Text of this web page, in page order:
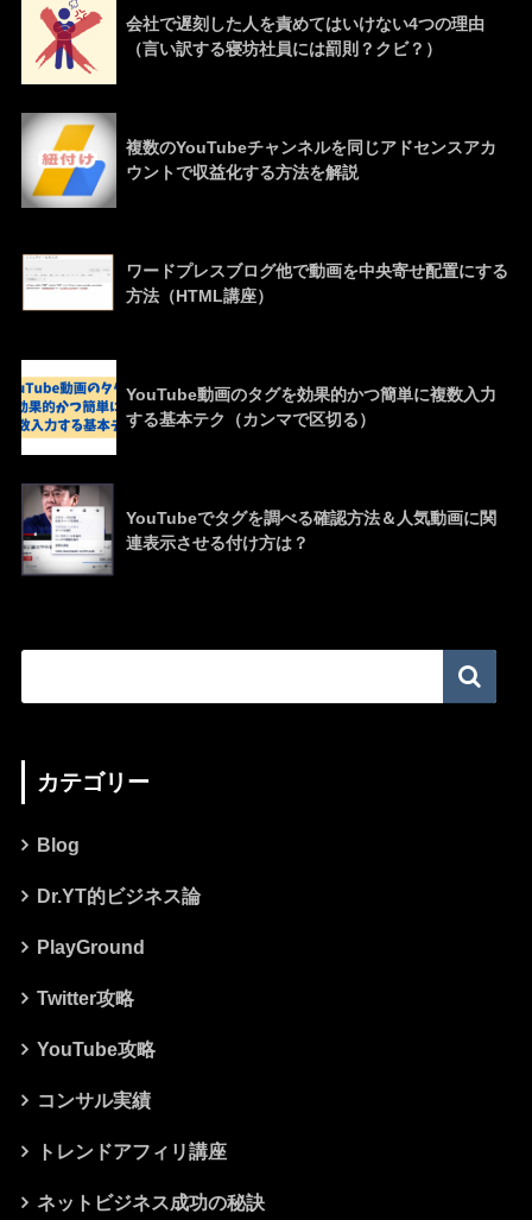
会社で遅刻した人を責めてはいけない4つの理由
（言い訳する寝坊社員には罰則？クビ？）
複数のYouTubeチャンネルを同じアドセンスアカ
ウントで収益化する方法を解説
ワードプレスブログ他で動画を中央寄せ配置にする
方法（HTML講座）
YouTube動画のタグを効果的かつ簡単に複数入力
する基本テク（カンマで区切る）
YouTubeでタグを調べる確認方法＆人気動画に関
連表示させる付け方は？
カテゴリー
Blog
Dr.YT的ビジネス論
PlayGround
Twitter攻略
YouTube攻略
コンサル実績
トレンドアフィリ講座
ネットビジネス成功の秘訣